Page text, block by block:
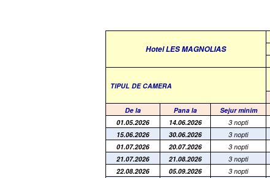
Hotel LES MAGNOLIAS
TIPUL DE CAMERA
De la
Pana la Sejur minim
01.05.2026
14.06.2026 3 nopti
15.06.2026
30.06.2026 3 nopti
01.07.2026
20.07.2026 3 nopti
21.07.2026
21.08.2026 3 nopti
22.08.2026
05.09.2026 3 nopti